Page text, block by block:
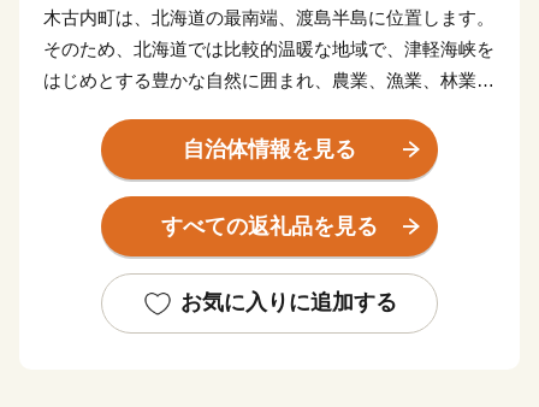
木古内町は、北海道の最南端、渡島半島に位置します。
そのため、北海道では比較的温暖な地域で、津軽海峡を
はじめとする豊かな自然に囲まれ、農業、漁業、林業が
このほかにも、天保2年（1831年）から続く、厳寒の津
軽海峡で神社のご神体を清め、1年の豊漁豊作などを祈
願する「みそぎ祭り」など歴史と関連するイベントなど
も行われます。
自治体情報を見る
すべての返礼品を見る
お気に入りに追加する